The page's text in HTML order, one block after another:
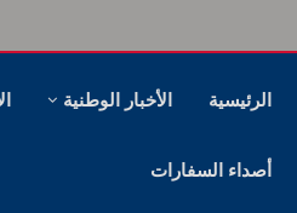
الرئيسية الأخبار الوطنية
أصداء السفارات